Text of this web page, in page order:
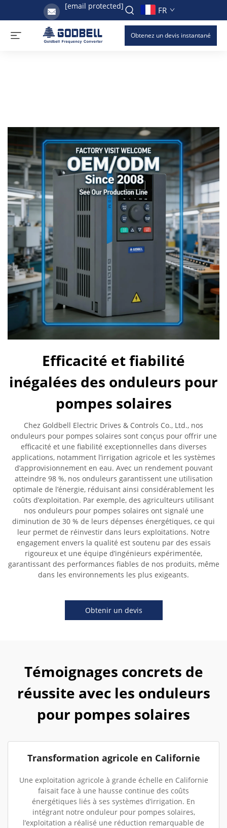
[email protected] FR
Obtenez un devis instantané
Efficacité et fiabilité
inégalées des onduleurs pour
pompes solaires
Chez Goldbell Electric Drives & Controls Co., Ltd., nos
onduleurs pour pompes solaires sont conçus pour offrir une
efficacité et une fiabilité exceptionnelles dans diverses
applications, notamment l’irrigation agricole et les systèmes
d’approvisionnement en eau. Avec un rendement pouvant
atteindre 98 %, nos onduleurs garantissent une utilisation
optimale de l’énergie, réduisant ainsi considérablement les
coûts d’exploitation. Par exemple, des agriculteurs utilisant
nos onduleurs pour pompes solaires ont signalé une
diminution de 30 % de leurs dépenses énergétiques, ce qui
leur permet de réinvestir dans leurs exploitations. Notre
engagement envers la qualité est soutenu par des essais
rigoureux et une équipe d’ingénieurs expérimentée,
garantissant des performances fiables de nos produits, même
dans les environnements les plus exigeants.
Obtenir un devis
Témoignages concrets de
réussite avec les onduleurs
pour pompes solaires
Transformation agricole en Californie
Une exploitation agricole à grande échelle en Californie
faisait face à une hausse continue des coûts
énergétiques liés à ses systèmes d’irrigation. En
intégrant notre onduleur pour pompes solaires,
l’exploitation a réalisé une réduction remarquable de